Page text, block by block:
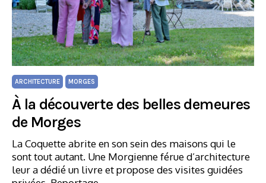
ARCHITECTURE MORGES
À la découverte des belles demeures
de Morges
La Coquette abrite en son sein des maisons qui le
sont tout autant. Une Morgienne férue d’architecture
leur a dédié un livre et propose des visites guidées